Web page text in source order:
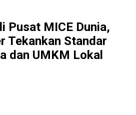
Pusat MICE Dunia,
Tekankan Standar
dan UMKM Lokal